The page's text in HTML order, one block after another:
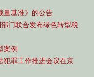
量基准》的公告
门联合发布绿色转型税
案例
犯罪工作推进会议在京